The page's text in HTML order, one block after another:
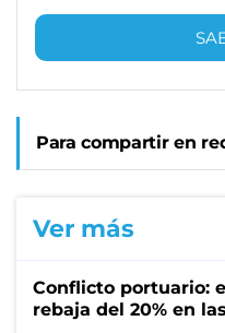
Para compartir en
Ver más
Conflicto portuario:
rebaja del 20% en